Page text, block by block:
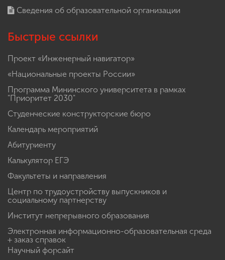
Сведения об образовательной организации
Быстрые ссылки
Проект «Инженерный навигатор»
«Национальные проекты России»
Программа Мининского университета в рамках
"Приоритет 2030"
Студенческие конструкторские бюро
Календарь мероприятий
Абитуриенту
Калькулятор ЕГЭ
Факультеты и направления
Центр по трудоустройству выпускников и
социальному партнерству
Институт непрерывного образования
Электронная информационно-образовательная среда
+ заказ справок
Научный форсайт